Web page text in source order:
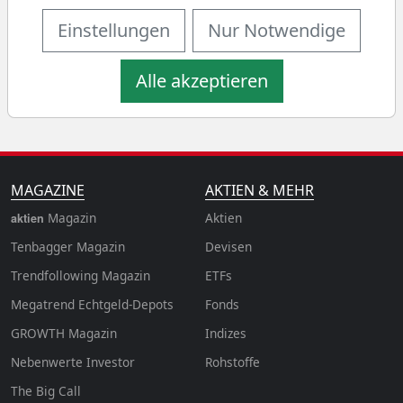
Aktualisiere
n
MAGAZINE
aktien Magazin
Tenbagger Magazin
Trendfollowing Magazin
Megatrend Echtgeld-Depots
GROWTH Magazin
Nebenwerte Investor
The Big Call
AKTIEN & MEHR
Aktien
Devisen
ETFs
Fonds
Indizes
Rohstoffe
Einstellungen Nur Notwendige
Alle akzeptieren